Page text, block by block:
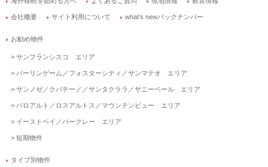
会社概要 サイト利用について what’s newバックナンバー
お勧め物件
サンフランシスコ エリア
バーリンゲーム／フォスターシティ／サンマテオ エリア
サンノゼ／クパチーノ／サンタクララ／サニーベール エリア
パロアルト／ロスアルトス／マウンテンビュー エリア
イーストベイ／バークレー エリア
短期物件
タイプ別物件